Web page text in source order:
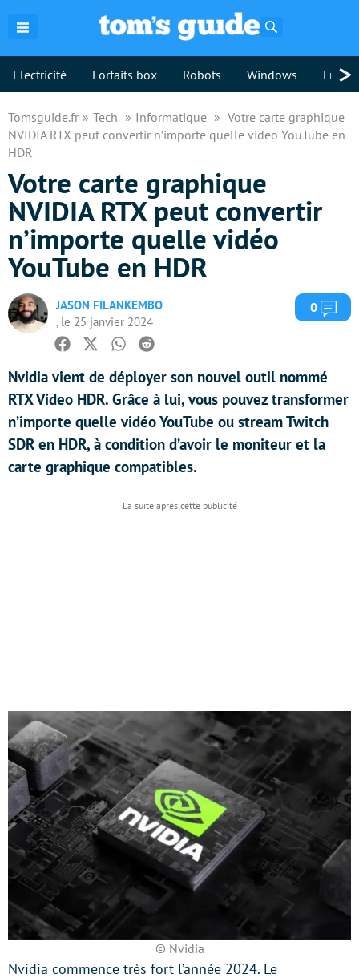
Electricité Forfaits box Robots Windows >
Tomsguide.fr Tech Informatique
Votre carte graphique
NVIDIA RTX peut convertir n’importe quelle vidéo YouTube en
HDR
Votre carte graphique
NVIDIA RTX peut convertir
n’importe quelle vidéo
YouTube en HDR
JASON FILANKEMBO
, le 25 janvier 2024
0
Facebook
TwitterWhatsapp
Reddit
Nvidia vient de déployer son nouvel outil nommé
RTX Video HDR. Grâce à lui, vous pouvez transformer
n’importe quelle vidéo YouTube ou stream Twitch
SDR en HDR, à condition d’avoir le moniteur et la
carte graphique compatibles.
© Nvidia
Nvidia commence très fort l’année 2024. Le